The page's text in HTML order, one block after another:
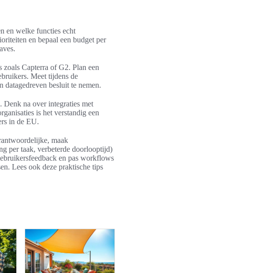
en welke functies echt
en bepaal een budget per
zoals Capterra of G2. Plan een
Meet tijdens de
besluit te nemen.
Denk na over integraties met
is het verstandig een
in de EU.
maak
per taak, verbeterde doorlooptijd)
en pas workflows
Lees ook deze praktische tips